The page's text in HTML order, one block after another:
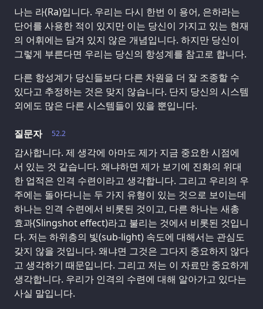
나는 라(Ra)입니다. 우리는 다시 한번 이 용어, 은하라는
단어를 사용한 적이 있지만 이는 당신이 가지고 있는 현재
의 어휘에는 담겨 있지 않은 개념입니다. 하지만 당신이
그렇게 부른다면 우리는 당신의 항성계를 참고로 합니다.
다른 항성계가 당신들보다 다른 차원을 더 잘 조종할 수
있다고 추정하는 것은 맞지 않습니다. 단지 당신의 시스템
외에도 많은 다른 시스템들이 있을 뿐입니다.
52.2
질문자
감사합니다. 제 생각에 아마도 제가 지금 중요한 시점에
서 있는 것 같습니다. 왜냐하면 제가 보기에 진화의 위대
한 업적은 인격 수련이라고 생각합니다. 그리고 우리의 우
주에는 돌아다니는 두 가지 유형이 있는 것으로 보이는데
하나는 인격 수련에서 비롯된 것이고, 다른 하나는 새총
효과(Slingshot effect)라고 불리는 것에서 비롯된 것입니
다. 저는 하위층의 빛(sub-light) 속도에 대해서는 관심도
갖지 않을 것입니다. 왜냐면 그것은 그다지 중요하지 않다
고 생각하기 때문입니다. 그리고 저는 이 자료만 중요하게
생각합니다. 우리가 인격의 수련에 대해 알아가고 있다는
사실 말입니다.